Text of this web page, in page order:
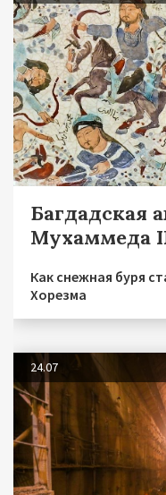
Багдадская
Мухаммеда
Как снежная буря
Хорезма
24.07